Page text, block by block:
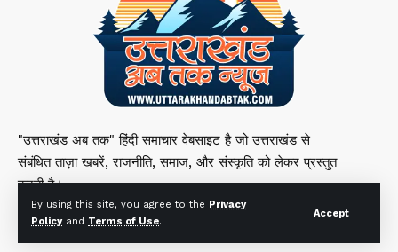
By using this site, you agree to the Privacy
Policyand Terms of Use.
Accept
"उत्तराखंड अब तक" हिंदी समाचार वेबसाइट है जो उत्तराखंड से
संबंधित ताज़ा खबरें, राजनीति, समाज, और संस्कृति को लेकर प्रस्तुत
करती है।